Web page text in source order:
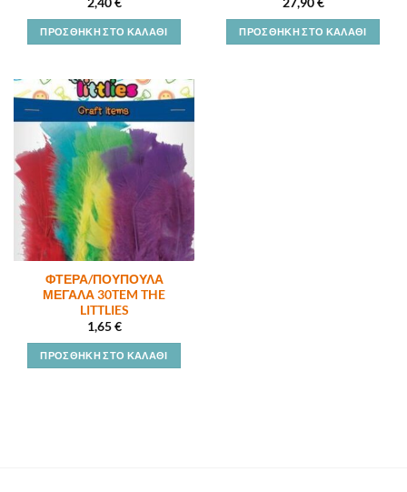
ΠΡΟΣΘΉΚΗ ΣΤΟ ΚΑΛΆΘΙ ΠΡΟΣΘΉΚΗ ΣΤΟ ΚΑΛΆΘΙ
ΦΤΕΡΑ/ΠΟΥΠΟΥΛΑ
ΜΕΓΑΛΑ 30TEM THE
LITTLIES
1,65€
ΠΡΟΣΘΉΚΗ ΣΤΟ ΚΑΛΆΘΙ